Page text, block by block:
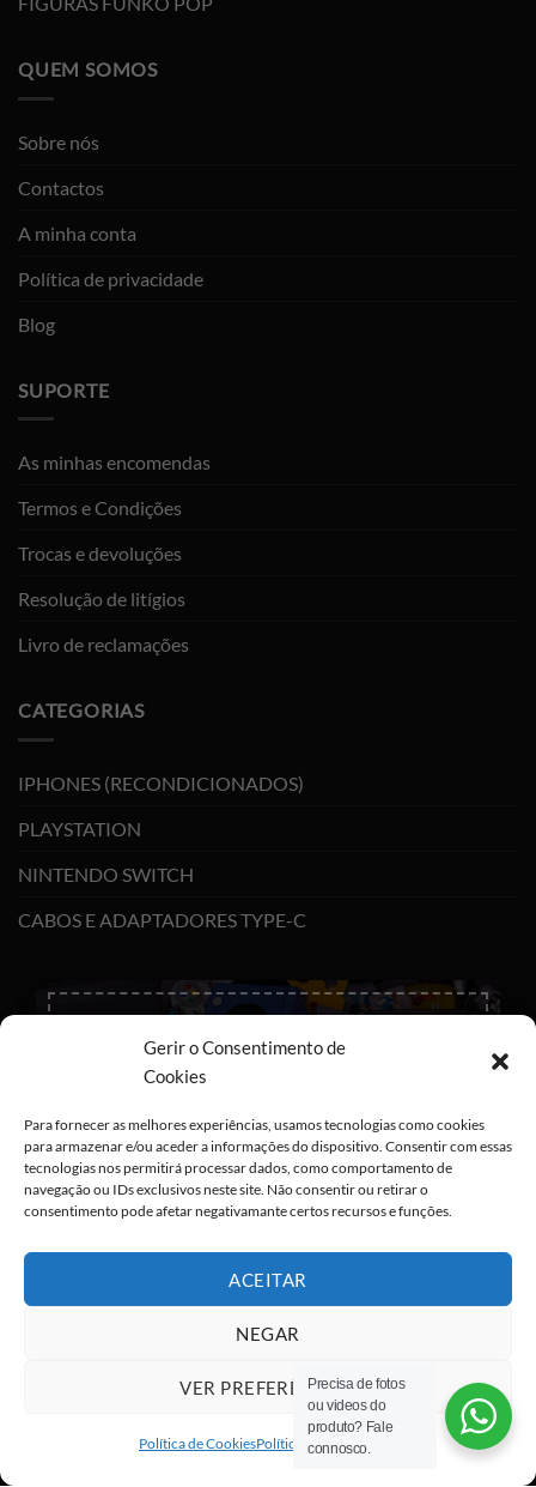
ESTÁ PARA
CHEGAR ;) !
Deixa-nos os teus dados para que
possas ser notificado em primeira
Eu concordo com o armazenamento dos
meus dados de acordo com asPolíticas de
Privacidade
×
Gerir o Consentimento de
Cookies
Para fornecer as melhores experiências, usamos tecnologias como cookies
para armazenar e/ou aceder a informações do dispositivo. Consentir com essas
tecnologias nos permitirá processar dados, como comportamento de
navegação ou IDs exclusivos neste site. Não consentir ou retirar o
consentimento pode afetar negativamante certos recursos e funções.
ACEITAR
NEGAR
VER PREFERÊNCIAS
Política de CookiesPolítica de privacidade
QUEM SOMOS
Sobre nós
Contactos
A minha conta
Política de privacidade
Blog
SUPORTE
As minhas encomendas
Termos e Condições
Trocas e devoluções
Resolução de litígios
Livro de reclamações
CATEGORIAS
IPHONES (RECONDICIONADOS)
PLAYSTATION
NINTENDO SWITCH
CABOS E ADAPTADORES TYPE-C
Stripe MasterCardCash
Copyright 2026 ©All rights reserved
Precisa de fotos
ou videos do
produto? Fale
connosco.